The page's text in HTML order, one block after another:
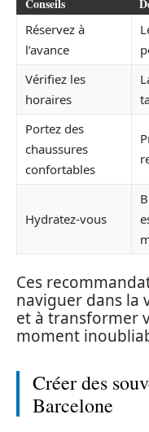
Conseils
Réservez à
l’avance
Vérifiez les
horaires
Portez des
chaussures
confortables
Hydratez-vous
Ces
naviguer dans la
et à transformer
moment
Créer des
Barcelone